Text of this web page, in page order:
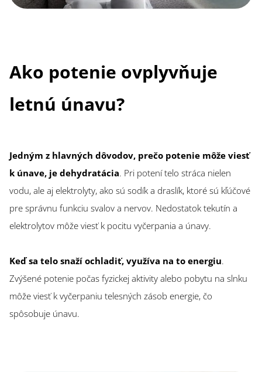
Ako potenie ovplyvňuje
letnú únavu?
Jedným z hlavných dôvodov, prečo potenie môže viesť
k únave, je dehydratácia. Pri potení telo stráca nielen
vodu, ale aj elektrolyty, ako sú sodík a draslík, ktoré sú kľúčové
pre správnu funkciu svalov a nervov. Nedostatok tekutín a
elektrolytov môže viesť k pocitu vyčerpania a únavy.
Keď sa telo snaží ochladiť, využíva na to energiu.
Zvýšené potenie počas fyzickej aktivity alebo pobytu na slnku
môže viesť k vyčerpaniu telesných zásob energie, čo
spôsobuje únavu.